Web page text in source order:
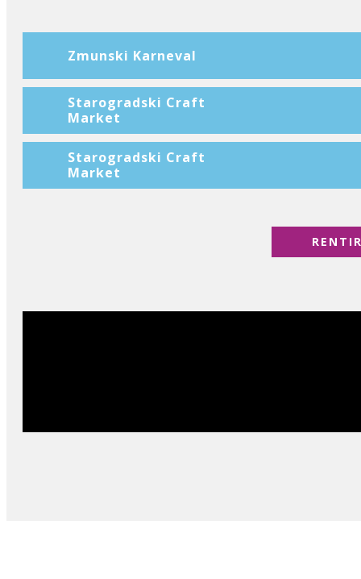
Zmunski Karneval
Starogradski Craft
Market
Starogradski Craft
Market